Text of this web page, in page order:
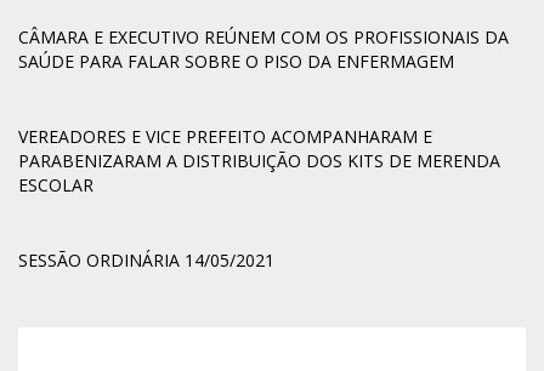
CÂMARA E EXECUTIVO REÚNEM COM OS PROFISSIONAIS DA
SAÚDE PARA FALAR SOBRE O PISO DA ENFERMAGEM
VEREADORES E VICE PREFEITO ACOMPANHARAM E
PARABENIZARAM A DISTRIBUIÇÃO DOS KITS DE MERENDA
ESCOLAR
SESSÃO ORDINÁRIA 14/05/2021